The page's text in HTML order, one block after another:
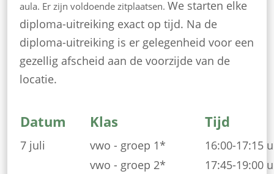
aula. Er zijn voldoende zitplaatsen. We starten elke
diploma-uitreiking exact op tijd. Na de
diploma-uitreiking is er gelegenheid voor een
gezellig afscheid aan de voorzijde van de
locatie.
Datum Klas Tijd
7 juli vwo - groep 1*
16:00-17:15
vwo - groep 2*
17:45-19:00